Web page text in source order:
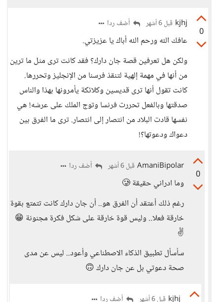
0
kjhj قبل 6 أشهر أضف ردا
عافك الله ورحم الله أباك يا عزيزتي.
ولكن هل تعرفين قصة جان دارك؟ فقد كانت ترى مثل ما ترين
من أنها في مهمة إلهية لتنقذ فرسنا من الإنجليز وتحررها.
كانت تقول أنها ترى قديسين وكلائكة يأمرونها بهذا والناس
صدقتها وبالفعل تحررت فرنسا وتوج الملك على عرشه! هي
نفسها قادت البلاد من انتصار إلى انتصار. ترى ما الفرق بين
دعواك ودعوتها؟!
0
AmaniBipolar قبل 6 أشهر أضف ردا
وما ادراني حقيقة 🥲
رغم ذلك أعتقد أن الفرق هو.. أن جان دارك كانت تتمتع بقوة
خارقة فعلا.. وليس قوة خارقة على شكل فكرة مجنونة 😁
✌️
سأسأل تطبيق الذكاء الاصطناعي وأعود.. ليس عن مدى
صحة دعوتي بل عن جان دارك 🙃
قبل 6 أشهر